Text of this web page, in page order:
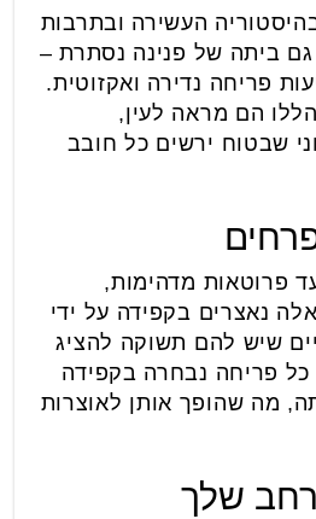
העשירה ובתרבות
ביתה של פנינה נסתרת –
פריחה נדירה ואקזוטית.
הם מראה לעין,
שבטוח ירשים כל חובב
פרוטאות מדהימות,
נאצרים בקפידה על ידי
שיש להם תשוקה להציג
כל פריחה נבחרה בקפידה
מה שהופך אותן לאוצרות
שלך